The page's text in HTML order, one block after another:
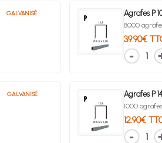
GALVANISÉ Agrafes P
8000
39.90€
1
GALVANISÉ Agrafes P
1000
12.90€
1